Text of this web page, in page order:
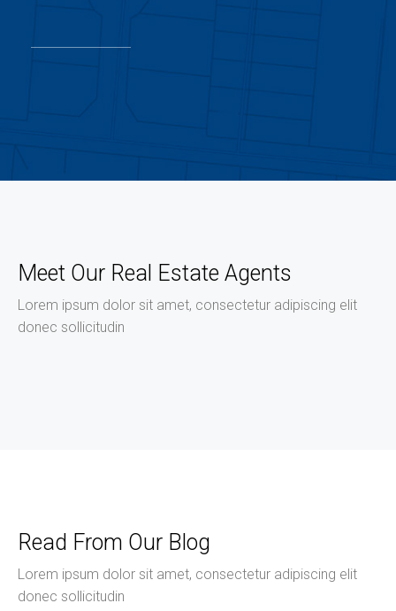
Meet Our Real Estate Agents
Lorem ipsum dolor sit amet, consectetur adipiscing elit
donec sollicitudin
Read From Our Blog
Lorem ipsum dolor sit amet, consectetur adipiscing elit
donec sollicitudin